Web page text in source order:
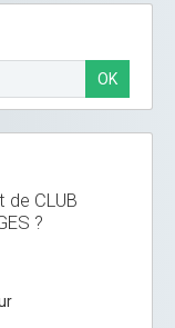
OK
de CLUB
?